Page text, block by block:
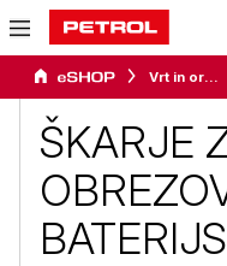
Vrt in orodje
ŠKARJE